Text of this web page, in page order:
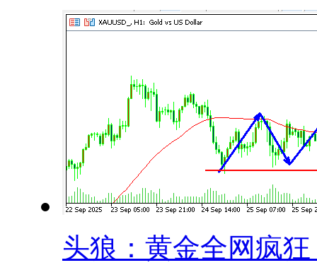
头狼：黄金全网疯狂